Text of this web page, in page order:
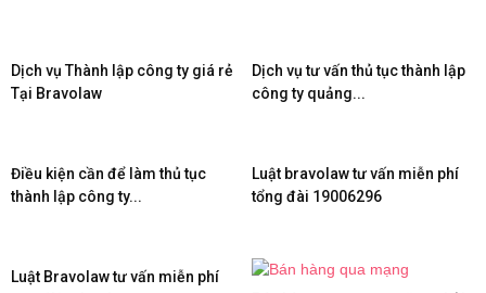
Dịch vụ Thành lập công ty giá rẻ
Tại Bravolaw
Dịch vụ tư vấn thủ tục thành lập
công ty quảng...
Điều kiện cần để làm thủ tục
thành lập công ty...
Luật bravolaw tư vấn miễn phí
tổng đài 19006296
Luật Bravolaw tư vấn miễn phí